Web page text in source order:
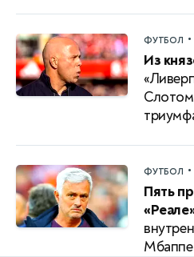
ФУТБОЛ •
Из
Слотом
ФУТБОЛ •
Пять